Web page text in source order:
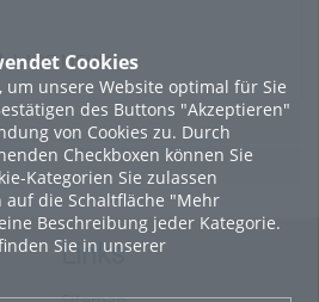
Cookies
um unsere Website optimal für Sie
des Buttons "Akzeptieren"
von Cookies zu. Durch
Checkboxen können Sie
Kategorien Sie zulassen
auf die Schaltfläche "Mehr
Beschreibung jeder Kategorie.
Sie in unserer
LADE MEHR
Links